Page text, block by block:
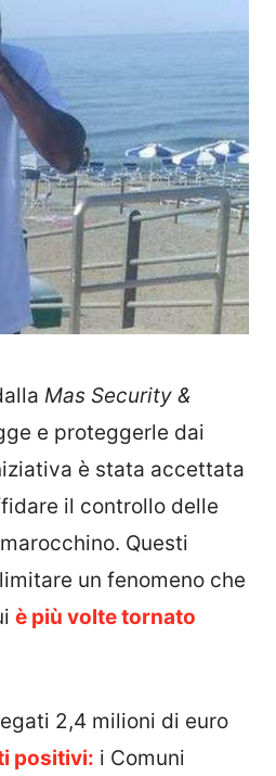
Mas Security &
e proteggerle dai
è stata accettata
il controllo delle
Questi
un fenomeno che
è più volte tornato
2,4 milioni di euro
positivi: i Comuni